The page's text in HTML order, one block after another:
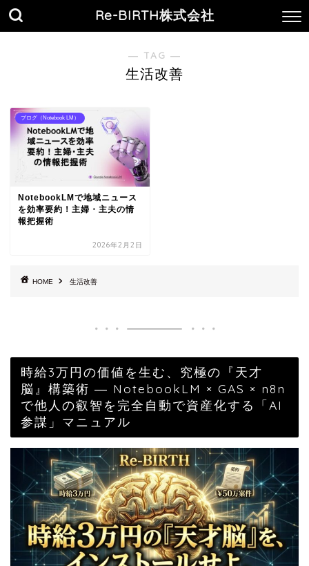
Re-BIRTH株式会社
― TAG ―
生活改善
ブログ（Notebook LM）
NotebookLMで地域ニュース
を効率要約！主婦・主夫の情
報把握術
2026年2月2日
HOME 生活改善
時給3万円の価値を生む、究極の『天才
脳』構築術 ― NotebookLM × GAS × n8n
で他人の叡智を完全自動で資産化する「AI
参謀」マニュアル